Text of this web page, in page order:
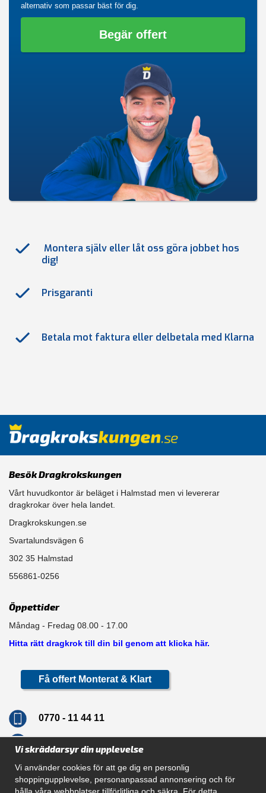
alternativ som passar bäst för dig.
Begär offert
Montera själv eller låt oss göra jobbet hos
dig!
Prisgaranti
Betala mot faktura eller delbetala med Klarna
Besök Dragkrokskungen
Vårt huvudkontor är beläget i Halmstad men vi levererar
dragkrokar över hela landet.
Dragkrokskungen.se
Svartalundsvägen 6
302 35 Halmstad
556861-0256
Öppettider
Måndag - Fredag 08.00 - 17.00
Hitta rätt dragkrok till din bil genom att klicka här.
Få offert Monterat & Klart
0770 - 11 44 11
Vi skräddarsyr din upplevelse
Vi använder cookies för att ge dig en personlig
shoppingupplevelse, personanpassad annonsering och för